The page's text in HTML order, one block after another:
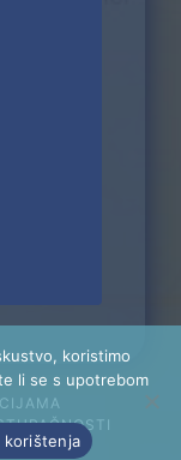
koristimo
li se s upotrebom
korištenja